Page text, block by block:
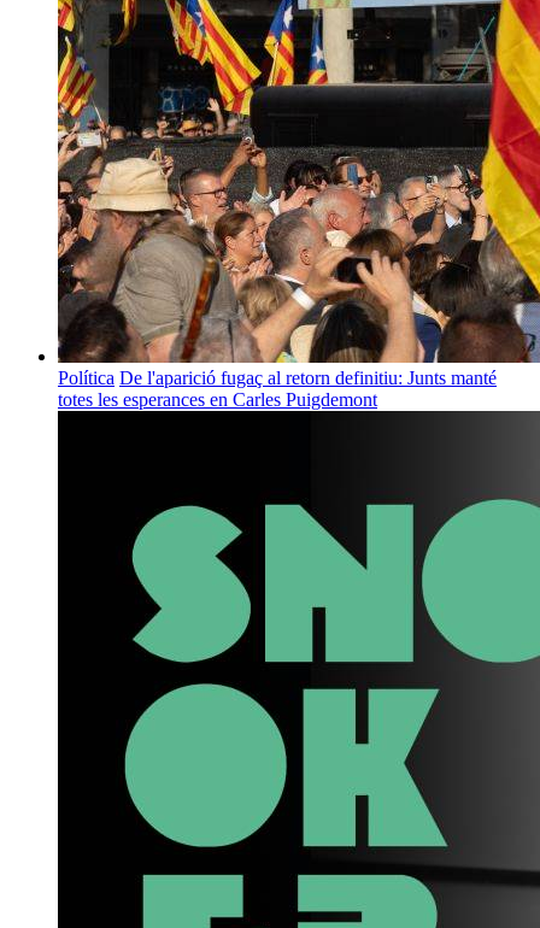
Política De l'aparició fugaç al retorn definitiu: Junts manté
totes les esperances en Carles Puigdemont